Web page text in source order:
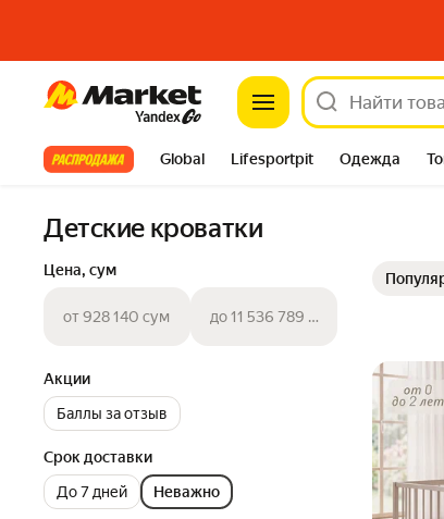
Market
Все хиты Global Lifesportpit Одежда
Детские кроватки
Цена, сум
от 928 140 сум до 11 536 789 сум
Акции
Баллы за отзыв
Срок доставки
До 7 дней
Неважно